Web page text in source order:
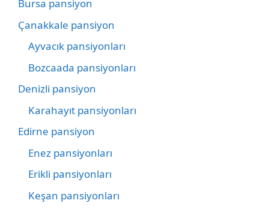
Bursa pansiyon
Çanakkale pansiyon
Ayvacık pansiyonları
Bozcaada pansiyonları
Denizli pansiyon
Karahayıt pansiyonları
Edirne pansiyon
Enez pansiyonları
Erikli pansiyonları
Keşan pansiyonları